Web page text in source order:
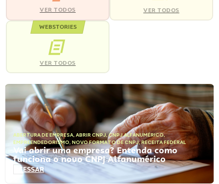
VER TODOS VER TODOS
WEBSTORIES
VER TODOS
ABERTURA DE EMPRESA, ABRIR CNPJ,CNPJ ALFANUMÉRICO,
EMPREENDEDORISMO, NOVO FORMATO DE CNPJ,RECEITA FEDERAL
Vai abrir uma empresa? Entenda como
funciona o novo CNPJ Alfanumérico
ACESSAR